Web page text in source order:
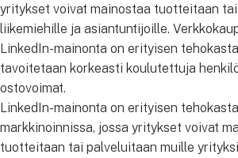
yritykset voivat mainostaa tuotteitaan
liikemiehille ja asiantuntijoille.
LinkedIn-mainonta on erityisen
tavoitetaan korkeasti koulutettuja
ostovoimat.
LinkedIn-mainonta on erityisen
markkinoinnissa, jossa yritykset voivat
tuotteitaan tai palveluitaan muille